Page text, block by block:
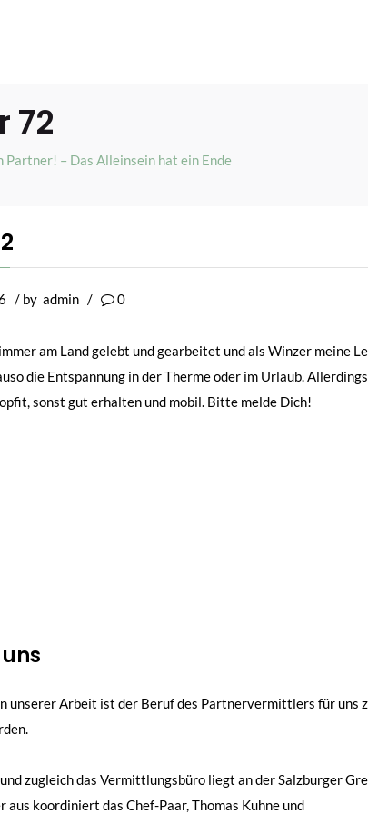
72
Partner! – Das Alleinsein hat ein Ende
/ by admin / 0
am Land gelebt und gearbeitet und als Winzer meine
die Entspannung in der Therme oder im Urlaub.
sonst gut erhalten und mobil. Bitte melde Dich!
unserer Arbeit ist der Beruf des Partnervermittlers für uns
zugleich das Vermittlungsbüro liegt an der Salzburger
aus koordiniert das Chef-Paar, Thomas Kuhne und